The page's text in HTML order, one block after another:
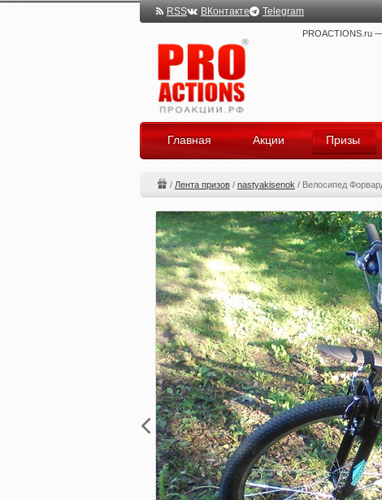
RSS ВКонтакте Telegram
PROACTIONS.ru
Главная Акции Призы
/ Лента призов / nastyakisenok / Велосипед